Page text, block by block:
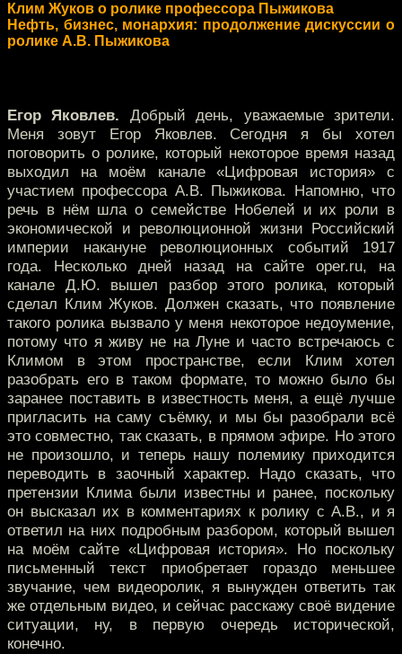
Клим Жуков о ролике профессора Пыжикова
Нефть, бизнес, монархия: продолжение дискуссии о
ролике А.В. Пыжикова
Егор Яковлев. Добрый день, уважаемые зрители.
Меня зовут Егор Яковлев. Сегодня я бы хотел
поговорить о ролике, который некоторое время назад
выходил на моём канале «Цифровая история» с
участием профессора А.В. Пыжикова. Напомню, что
речь в нём шла о семействе Нобелей и их роли в
экономической и революционной жизни Российский
империи накануне революционных событий 1917
года. Несколько дней назад на сайте oper.ru, на
канале Д.Ю. вышел разбор этого ролика, который
сделал Клим Жуков. Должен сказать, что появление
такого ролика вызвало у меня некоторое недоумение,
потому что я живу не на Луне и часто встречаюсь с
Климом в этом пространстве, если Клим хотел
разобрать его в таком формате, то можно было бы
заранее поставить в известность меня, а ещё лучше
пригласить на саму съёмку, и мы бы разобрали всё
это совместно, так сказать, в прямом эфире. Но этого
не произошло, и теперь нашу полемику приходится
переводить в заочный характер. Надо сказать, что
претензии Клима были известны и ранее, поскольку
он высказал их в комментариях к ролику с А.В., и я
ответил на них подробным разбором, который вышел
на моём сайте «Цифровая история». Но поскольку
письменный текст приобретает гораздо меньшее
звучание, чем видеоролик, я вынужден ответить так
же отдельным видео, и сейчас расскажу своё видение
ситуации, ну, в первую очередь исторической,
конечно.